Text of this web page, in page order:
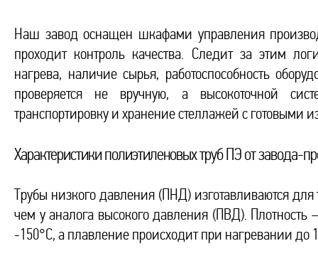
Наш завод оснащен шкафами управления
проходит контроль качества. Следит за этим
нагрева, наличие сырья, работоспособность
проверяется не вручную, а высокоточной
транспортировку и хранение стеллажей с готовыми
Характеристики полиэтиленовых труб ПЭ от завода-
Трубы низкого давления (ПНД) изготавливаются
чем у аналога высокого давления (ПВД).
-150°С, а плавление происходит при нагревании до